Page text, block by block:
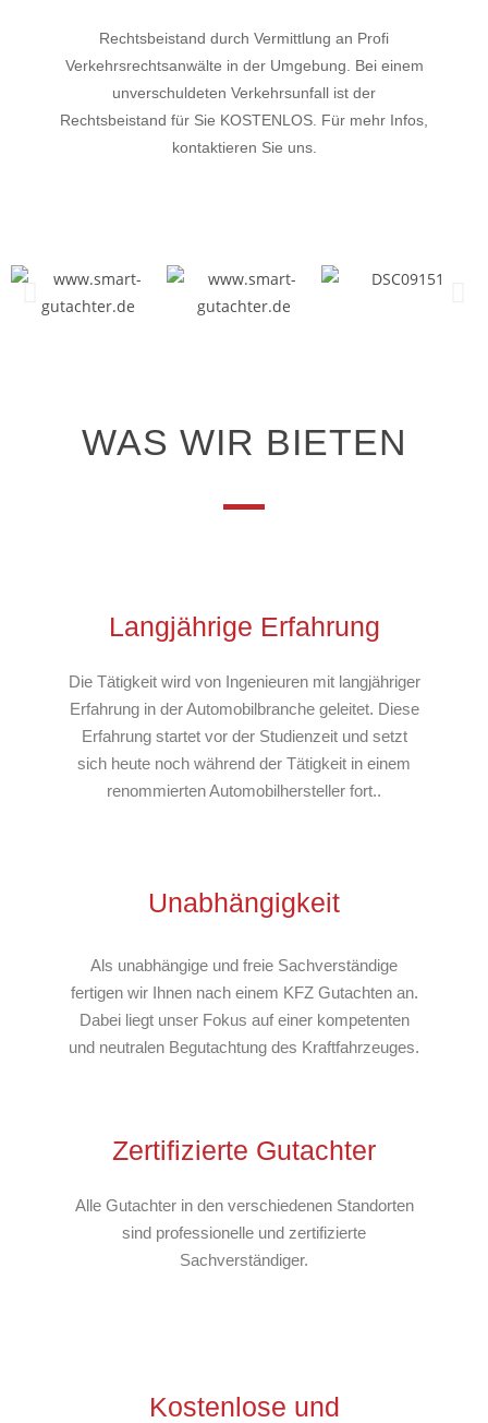
Rechtsbeistand durch Vermittlung an Profi
Verkehrsrechtsanwälte in der Umgebung. Bei einem
unverschuldeten Verkehrsunfall ist der
Rechtsbeistand für Sie KOSTENLOS. Für mehr Infos,
kontaktieren Sie uns.
WAS WIR BIETEN
Langjährige Erfahrung
Die Tätigkeit wird von Ingenieuren mit langjähriger
Erfahrung in der Automobilbranche geleitet. Diese
Erfahrung startet vor der Studienzeit und setzt
sich heute noch während der Tätigkeit in einem
renommierten Automobilhersteller fort..
Unabhängigkeit
Als unabhängige und freie Sachverständige
fertigen wir Ihnen nach einem KFZ Gutachten an.
Dabei liegt unser Fokus auf einer kompetenten
und neutralen Begutachtung des Kraftfahrzeuges.
Zertifizierte Gutachter
Alle Gutachter in den verschiedenen Standorten
sind professionelle und zertifizierte
Sachverständiger.
Kostenlose und